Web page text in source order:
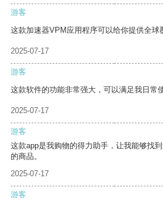
游客
这款加速器VPM应用程序可以给你提供全球
2025-07-17
游客
这款软件的功能非常强大，可以满足我日常
2025-07-17
游客
这款app是我购物的得力助手，让我能够找
的商品。
2025-07-17
游客